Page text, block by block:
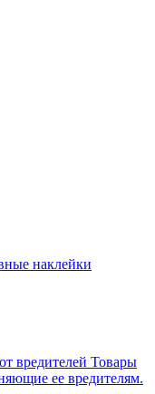
наклейки
вредителей Товары
ее вредителям.